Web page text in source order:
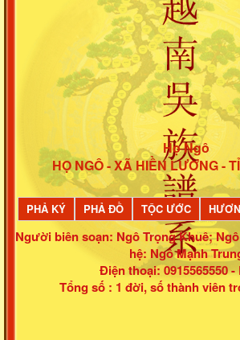
Họ Ngô
HỌ NGÔ - XÃ HIỀN LƯƠNG -
PHẢ KÝ PHẢ ĐỒ TỘC ƯỚC
Người biên soạn: Ngô Trọng Khuê;
hệ: Ngô Mạnh
Điện thoại: 0915565550 -
Tổng số : 1 đời, số thành viên